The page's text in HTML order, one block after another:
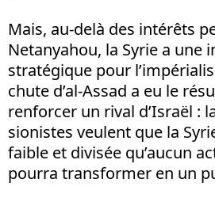
Mais, au-delà des intérêts
Netanyahou, la Syrie a une
stratégique pour
chute d’al-Assad a eu le
renforcer un rival d’Israël :
sionistes veulent que la
faible et divisée qu’aucun
pourra transformer en un